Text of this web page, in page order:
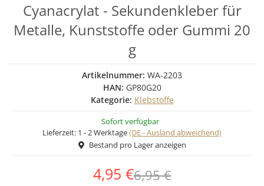
Cyanacrylat - Sekundenkleber für
Metalle, Kunststoffe oder Gummi 20
g
Artikelnummer: WA-2203
HAN: GP80G20
Kategorie: Klebstoffe
Sofort verfügbar
Lieferzeit: 1 - 2 Werktage(DE - Ausland abweichend)
Bestand pro Lager anzeigen
4,95 €6,95 €